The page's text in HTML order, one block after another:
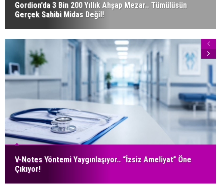
Gordion’da 3 Bin 200 Yıllık Ahşap Mezar.. Tümülüsün
Gerçek Sahibi Midas Değil!
V-Notes Yöntemi Yaygınlaşıyor.. “İzsiz Ameliyat” Öne
Çıkıyor!